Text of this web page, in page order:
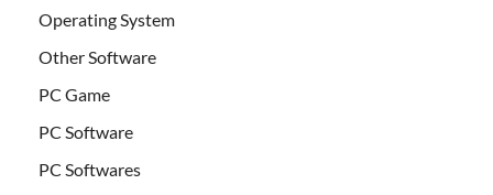
Operating System
Other Software
PC Game
PC Software
PC Softwares